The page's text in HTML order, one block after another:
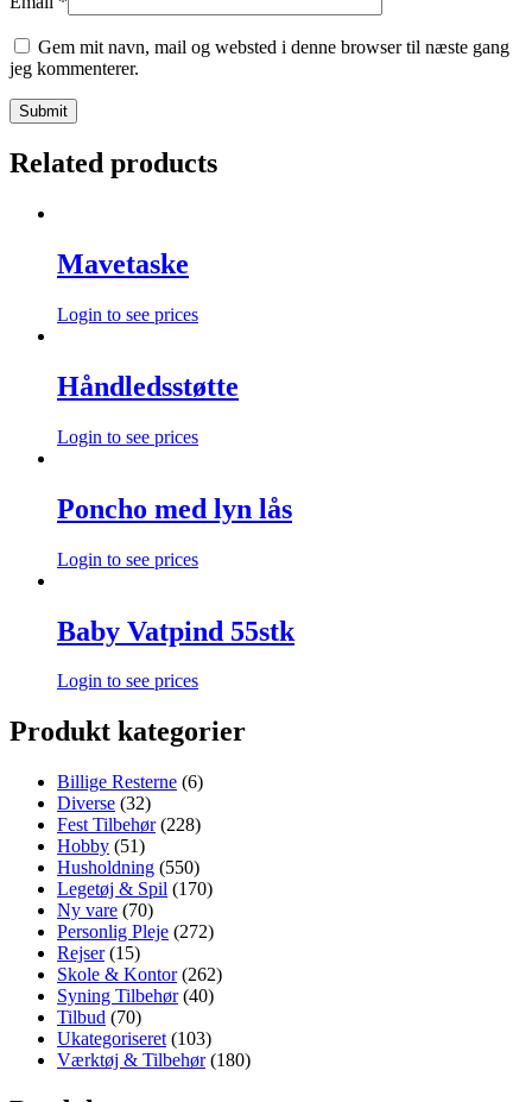
Gem mit navn, mail og websted i denne browser til næste gang
jeg kommenterer.
Related products
Mavetaske
Login to see prices
Håndledsstøtte
Login to see prices
Poncho med lyn lås
Login to see prices
Baby Vatpind 55stk
Login to see prices
Produkt kategorier
Billige Resterne (6)
Diverse (32)
Fest Tilbehør (228)
Hobby (51)
Husholdning (550)
Legetøj & Spil (170)
Ny vare (70)
Personlig Pleje (272)
Rejser (15)
Skole & Kontor (262)
Syning Tilbehør (40)
Tilbud (70)
Ukategoriseret (103)
Værktøj & Tilbehør (180)